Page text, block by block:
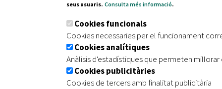
| Avís legal | Protecció de dades
seus usuaris. Consulta més informació.
Cookies funcionals
Cookies necessaries per el funcionament
Cookies analítiques
Anàlisis d'estadístiques que permeten
Cookies publicitàries
Cookies de tercers amb finalitat publicitària